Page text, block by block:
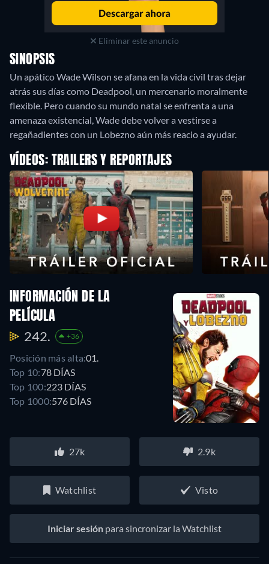
Eliminar este anuncio
SINOPSIS
Un apático Wade Wilson se afana en la vida civil tras dejar
atrás sus días como Deadpool, un mercenario moralmente
flexible. Pero cuando su mundo natal se enfrenta a una
amenaza existencial, Wade debe volver a vestirse a
regañadientes con un Lobezno aún más reacio a ayudar.
VÍDEOS: TRAILERS Y REPORTAJES
INFORMACIÓN DE LA
PELÍCULA
242. +36
Posición más alta:01.
Top 10:78 DÍAS
Top 100:223 DÍAS
Top 1000:576 DÍAS
27k 2.9k
Watchlist Visto
Iniciar sesión para sincronizar la Watchlist